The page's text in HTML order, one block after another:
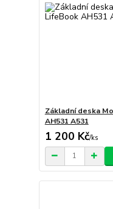
Základní deska
AH531 A531
1 200 Kč/ks